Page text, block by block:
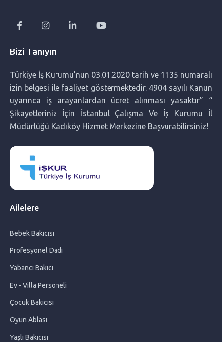
Fiyatları Nedir?
Filipinli Bakıcı Nedir? Neden Tercih Ediliyor?
İki Dilli Eğitim: Çocuklarda Erken Yaşta Dil Öğrenmenin
Faydaları
Filipinli Bakıcı Nasıl Getirilir ?
Filipinli Bakıcı Ücretleri
Bebeklerde Uyku Eğitimi Nasıl Yapılır?
Filipinli Bakıcı ile Çalışmanın Avantajları
Bizi Tanıyın
Türkiye İş Kurumu’nun 03.01.2020 tarih ve 1135 numaralı
izin belgesi ile faaliyet göstermektedir. 4904 sayılı Kanun
uyarınca iş arayanlardan ücret alınması yasaktır” “
Şikayetleriniz İçin İstanbul Çalışma Ve İş Kurumu İl
Müdürlüğü Kadıköy Hizmet Merkezine Başvurabilirsiniz!
Ailelere
Bebek Bakıcısı
Profesyonel Dadı
Yabancı Bakıcı
Ev - Villa Personeli
Çocuk Bakıcısı
Oyun Ablası
Yaşlı Bakıcısı